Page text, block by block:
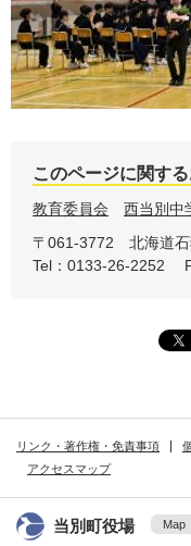
このページに関す
教育委員会 西当別中
〒061-3772
北海道
Tel：0133-26-2252
リンク・著作権・免責事項
アクセスマップ
当別町役場 Map